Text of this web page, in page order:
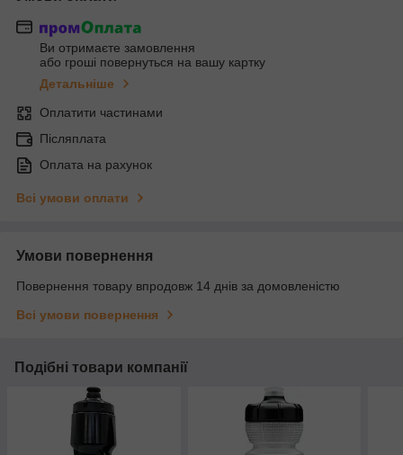
Ви отримаєте замовлення
або гроші повернуться на вашу картку
Детальніше
Оплатити частинами
Післяплата
Оплата на рахунок
Всі умови оплати
Умови повернення
Повернення товару впродовж 14 днів за домовленістю
Всі умови повернення
Подібні товари компанії